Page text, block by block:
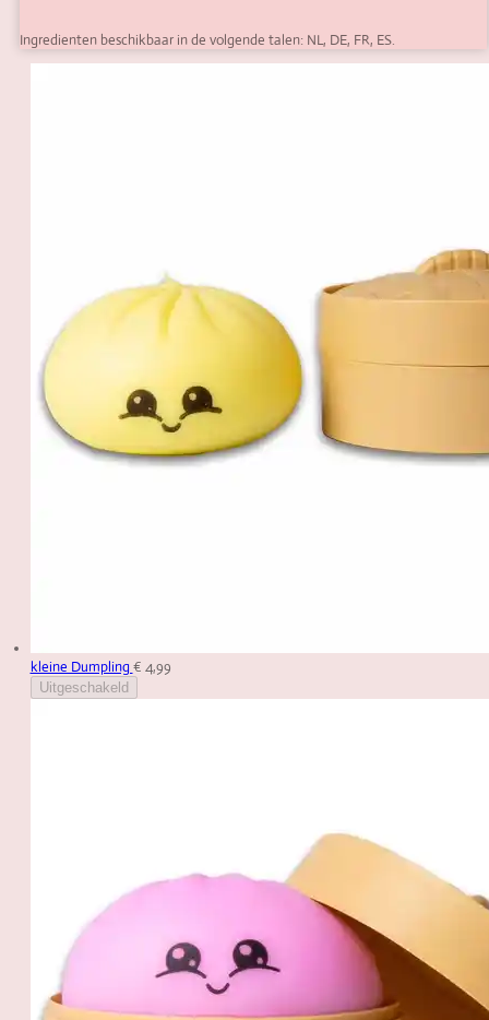
Ingredienten beschikbaar in de volgende talen: NL, DE, FR, ES.
kleine Dumpling € 4,99
Uitgeschakeld